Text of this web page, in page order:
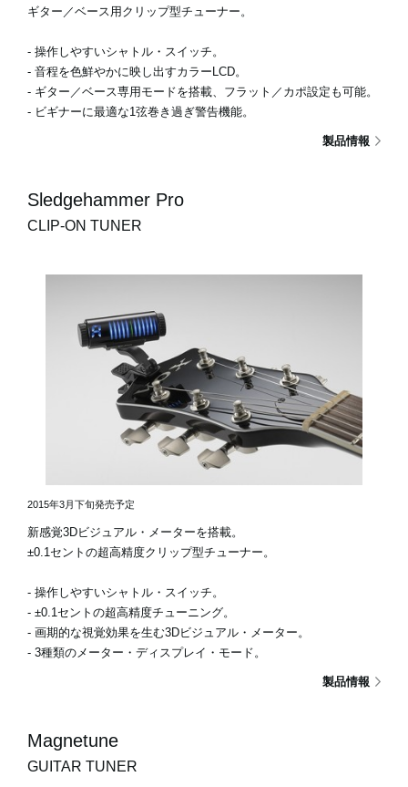
ギター／ベース用クリップ型チューナー。
- 操作しやすいシャトル・スイッチ。
- 音程を色鮮やかに映し出すカラーLCD。
- ギター／ベース専用モードを搭載、フラット／カポ設定も可能。
- ビギナーに最適な1弦巻き過ぎ警告機能。
製品情報
Sledgehammer Pro
CLIP-ON TUNER
2015年3月下旬発売予定
新感覚3Dビジュアル・メーターを搭載。
±0.1セントの超高精度クリップ型チューナー。
- 操作しやすいシャトル・スイッチ。
- ±0.1セントの超高精度チューニング。
- 画期的な視覚効果を生む3Dビジュアル・メーター。
- 3種類のメーター・ディスプレイ・モード。
製品情報
Magnetune
GUITAR TUNER